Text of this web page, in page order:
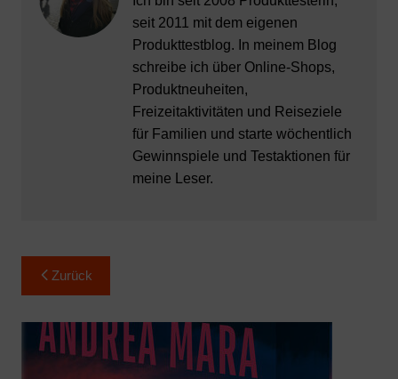
seit 2011 mit dem eigenen
Produkttestblog. In meinem Blog
schreibe ich über Online-Shops,
Produktneuheiten,
Freizeitaktivitäten und Reiseziele
für Familien und starte wöchentlich
Gewinnspiele und Testaktionen für
meine Leser.
Beitragsnavigation
Zurück